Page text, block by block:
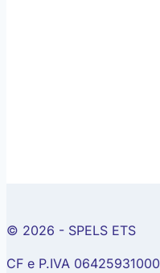
© 2026 - SPELS ETS
CF e P.IVA 06425931000